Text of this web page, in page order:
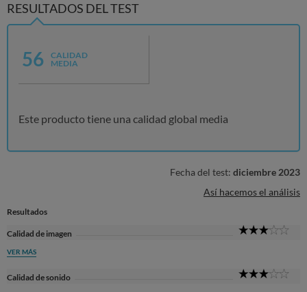
RESULTADOS DEL TEST
56
CALIDAD
MEDIA
Este producto tiene una calidad global media
Fecha del test: diciembre 2023
Así hacemos el análisis
Resultados
Calidad de imagen
VER MÁS
Calidad de sonido